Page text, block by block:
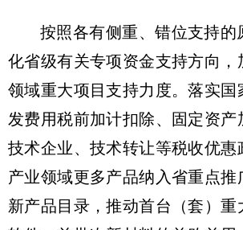
按照各有侧重、错位支持的
化省级有关专项资金支持方向，
领域重大项目支持力度。落实国
发费用税前加计扣除、固定资产
技术企业、技术转让等税收优惠
产业领域更多产品纳入省重点推
新产品目录，推动首台（套）重